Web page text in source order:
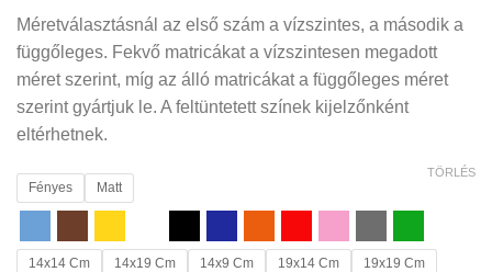
Méretválasztásnál az első szám a vízszintes, a második a
függőleges. Fekvő matricákat a vízszintesen megadott
méret szerint, míg az álló matricákat a függőleges méret
szerint gyártjuk le. A feltüntetett színek kijelzőnként
eltérhetnek.
Fényes Matt
14x14 Cm 14x19 Cm 14x9 Cm 19x14 Cm
19x19 Cm
TÖRLÉS